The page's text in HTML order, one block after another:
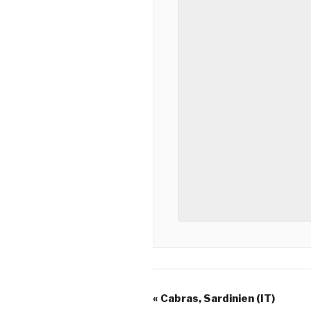
« Cabras, Sardinien (IT)